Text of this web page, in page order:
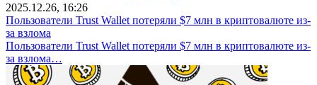
2025.12.26, 16:26
Пользователи Trust Wallet потеряли $7 млн в криптовалюте из-
за взлома
Пользователи Trust Wallet потеряли $7 млн в криптовалюте из-
за взлома…